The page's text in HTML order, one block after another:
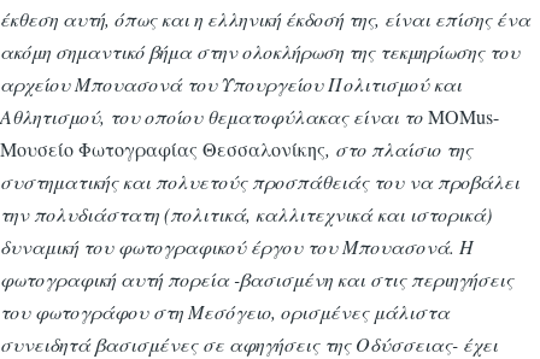
έκθεση αυτή, όπως και η ελληνική έκδοσή της, είναι επίσης ένα
ακόμη σημαντικό βήμα στην ολοκλήρωση της τεκμηρίωσης του
αρχείου Μπουασονά του Υπουργείου Πολιτισμού και
Αθλητισμού, του οποίου θεματοφύλακας είναι τοMOMus-
Μουσείο Φωτογραφίας Θεσσαλονίκης, στο πλαίσιο της
συστηματικής και πολυετούς προσπάθειάς του να προβάλει
την πολυδιάστατη (πολιτικά, καλλιτεχνικά και ιστορικά)
δυναμική του φωτογραφικού έργου του Μπουασονά. H
φωτογραφική αυτή πορεία -βασισμένη και στις περιηγήσεις
του φωτογράφου στη Μεσόγειο, ορισμένες μάλιστα
συνειδητά βασισμένες σε αφηγήσεις της Οδύσσειας- έχει